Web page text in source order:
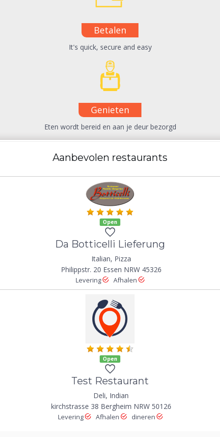
Betalen
It's quick, secure and easy
Genieten
Eten wordt bereid en aan je deur bezorgd
Aanbevolen restaurants
Open
Da Botticelli Lieferung
Italian, Pizza
Philippstr. 20 Essen NRW 45326
Levering Afhalen
Open
Test Restaurant
Deli, Indian
kirchstrasse 38 Bergheim NRW 50126
Levering Afhalen dineren